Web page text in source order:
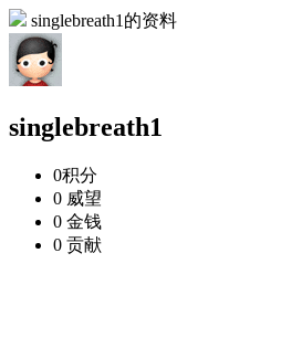
singlebreath1的资料
singlebreath1
0积分
0 威望
0 金钱
0 贡献